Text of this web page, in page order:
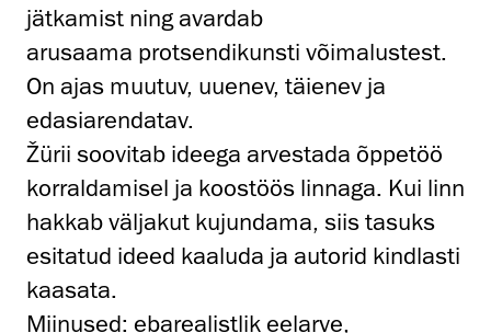
jätkamist ning avardab
arusaama protsendikunsti võimalustest.
On ajas muutuv, uuenev, täienev ja
edasiarendatav.
Žürii soovitab ideega arvestada õppetöö
korraldamisel ja koostöös linnaga. Kui linn
hakkab väljakut kujundama, siis tasuks
esitatud ideed kaaluda ja autorid kindlasti
kaasata.
Miinused: ebarealistlik eelarve,